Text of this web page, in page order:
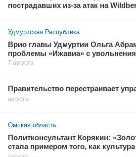
пострадавших из-за атак на
Удмуртская Республика
Врио главы Удмуртии Ольга
проблемы «Ижавиа» с
7 августа
Правительство перестраивает
августа
Омская область
Политконсультант Корякин:
стала примером того, как